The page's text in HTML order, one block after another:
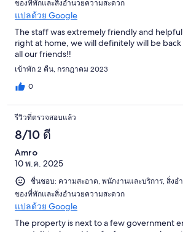
ของที่พักและสิ่งอำนวยความสะดวก
แปลด้วย Google
The staff was extremely friendly and
right at home, we will definitely will be
all our friends!!
เข้าพัก 2 คืน, กรกฎาคม 2023
0
รีวิวที่ตรวจสอบแล้ว
8/10 ดี
Amro
10 พ.ค. 2025
ชื่นชอบ: ความสะอาด, พนักงานและบริการ, สิ่งอ
ของที่พักและสิ่งอำนวยความสะดวก
แปลด้วย Google
The property is next to a few government